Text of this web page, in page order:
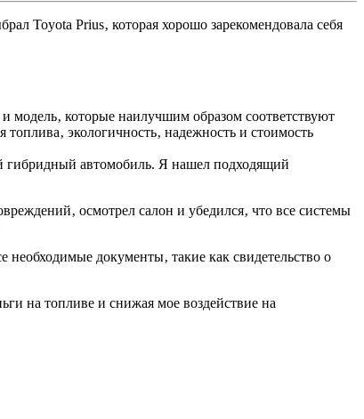
Toyota Prius‚ которая хорошо зарекомендовала себя
модель‚ которые наилучшим образом соответствуют
экологичность‚ надежность и стоимость
гибридный автомобиль. Я нашел подходящий
осмотрел салон и убедился‚ что все системы
документы‚ такие как свидетельство о
на топливе и снижая мое воздействие на